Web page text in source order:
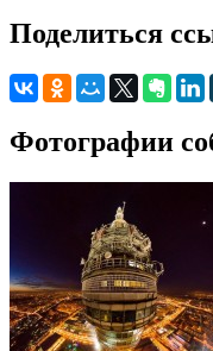
Поделиться
Фотографии